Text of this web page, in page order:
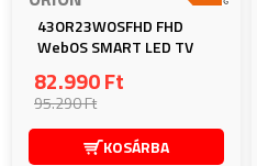
43OR23WOSFHD FHD
WebOS SMART LED TV
82.990 Ft
95.290 Ft
KOSÁRBA